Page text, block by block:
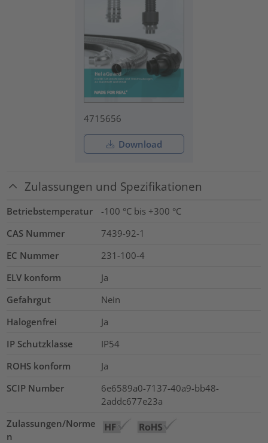
4715656
Download
Zulassungen und Spezifikationen
Betriebstemperatur
-100 °C bis +300 °C
CAS Nummer
7439-92-1
EC Nummer
231-100-4
ELV konform
Ja
Gefahrgut
Nein
Halogenfrei
Ja
IP Schutzklasse
IP54
ROHS konform
Ja
SCIP Number
6e6589a0-7137-40a9-bb48-
2addc677e23a
Zulassungen/Norme
n